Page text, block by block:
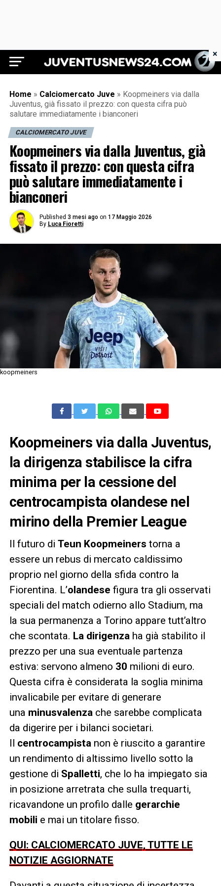
Juventus News 24
Home » Calciomercato Juve » Koopmeiners via dalla
Juventus, già fissato il prezzo: con questa cifra può
salutare immediatamente i bianconeri
CALCIOMERCATO JUVE
Koopmeiners via dalla Juventus, già
fissato il prezzo: con questa cifra
può salutare immediatamente i
bianconeri
Published 3 mesi ago on 17 Maggio 2026
By Luca Fioretti
koopmeiners
Koopmeiners via dalla Juventus,
la dirigenza stabilisce la cifra
minima per la cessione del
centrocampista olandese nel
mirino della Premier League
Il futuro di Teun Koopmeiners torna a
essere un rebus di mercato caldissimo
proprio nel giorno della sfida contro la
Fiorentina. L’olandese figura tra gli osservati
speciali del match odierno allo Stadium, ma
la sua permanenza a Torino appare tutt’altro
che scontata. La dirigenzaha già stabilito il
prezzo per una sua eventuale partenza
estiva: servono almeno 30 milioni di euro.
Questa cifra è considerata la soglia minima
invalicabile per evitare di generare
una minusvalenzache sarebbe complicata
da digerire per i bilanci societari.
Il centrocampistanon è riuscito a garantire
un rendimento di altissimo livello sotto la
gestione di Spalletti, che lo ha impiegato sia
in posizione arretrata che sulla trequarti,
ricavandone un profilo dalle gerarchie
mobili e mai un titolare fisso.
QUI: CALCIOMERCATO JUVE, TUTTE LE
NOTIZIE AGGIORNATE
×